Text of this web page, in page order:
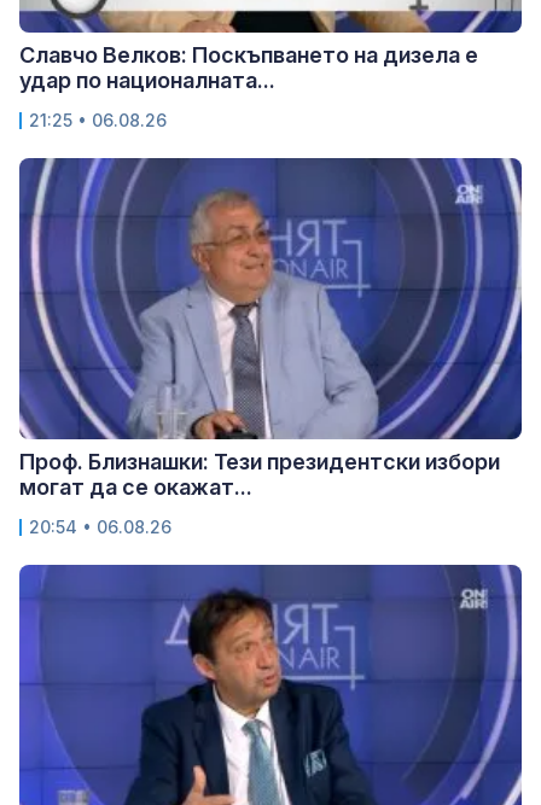
Славчо Велков: Поскъпването на дизела е
удар по националната...
21:25 • 06.08.26
Проф. Близнашки: Тези президентски избори
могат да се окажат...
20:54 • 06.08.26